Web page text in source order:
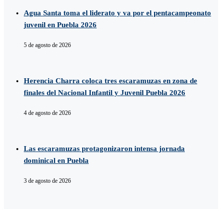
Agua Santa toma el liderato y va por el pentacampeonato
juvenil en Puebla 2026
5 de agosto de 2026
Herencia Charra coloca tres escaramuzas en zona de
finales del Nacional Infantil y Juvenil Puebla 2026
4 de agosto de 2026
Las escaramuzas protagonizaron intensa jornada
dominical en Puebla
3 de agosto de 2026